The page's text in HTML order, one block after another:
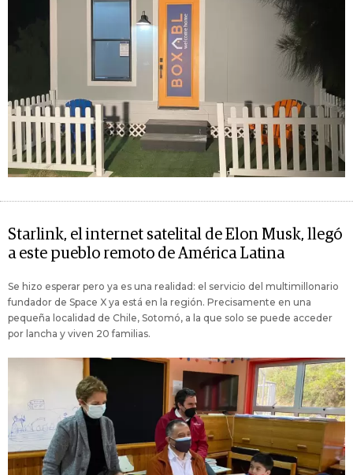
Starlink, el internet satelital de Elon Musk, llegó
a este pueblo remoto de América Latina
Se hizo esperar pero ya es una realidad: el servicio del multimillonario
fundador de Space X ya está en la región. Precisamente en una
pequeña localidad de Chile, Sotomó, a la que solo se puede acceder
por lancha y viven 20 familias.